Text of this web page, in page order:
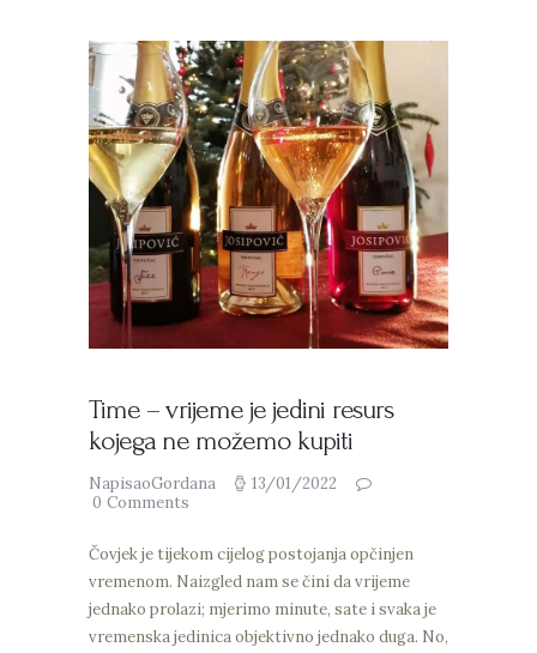
Time – vrijeme je jedini resurs
kojega ne možemo kupiti
NapisaoGordana
13/01/2022
0 Comments
Čovjek je tijekom cijelog postojanja opčinjen
vremenom. Naizgled nam se čini da vrijeme
jednako prolazi; mjerimo minute, sate i svaka je
vremenska jedinica objektivno jednako duga. No,